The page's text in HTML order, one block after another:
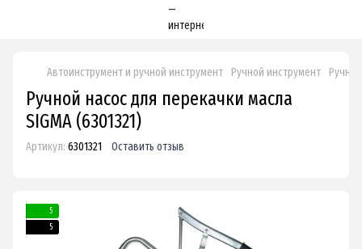
Автоинструмент и ручной инструмент Ручной инструмент
Ручной насос для перекачки масла
SIGMA (6301321)
Артикул: 6301321 Оставить отзыв
5
5